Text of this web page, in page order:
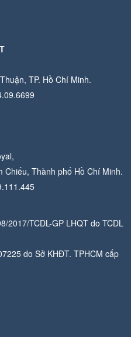
TP. Hồ Chí Minh.
Thành phố Hồ Chí Minh.
2017/TCDL-GP LHQT do TCDL
do Sở KHĐT. TPHCM cấp